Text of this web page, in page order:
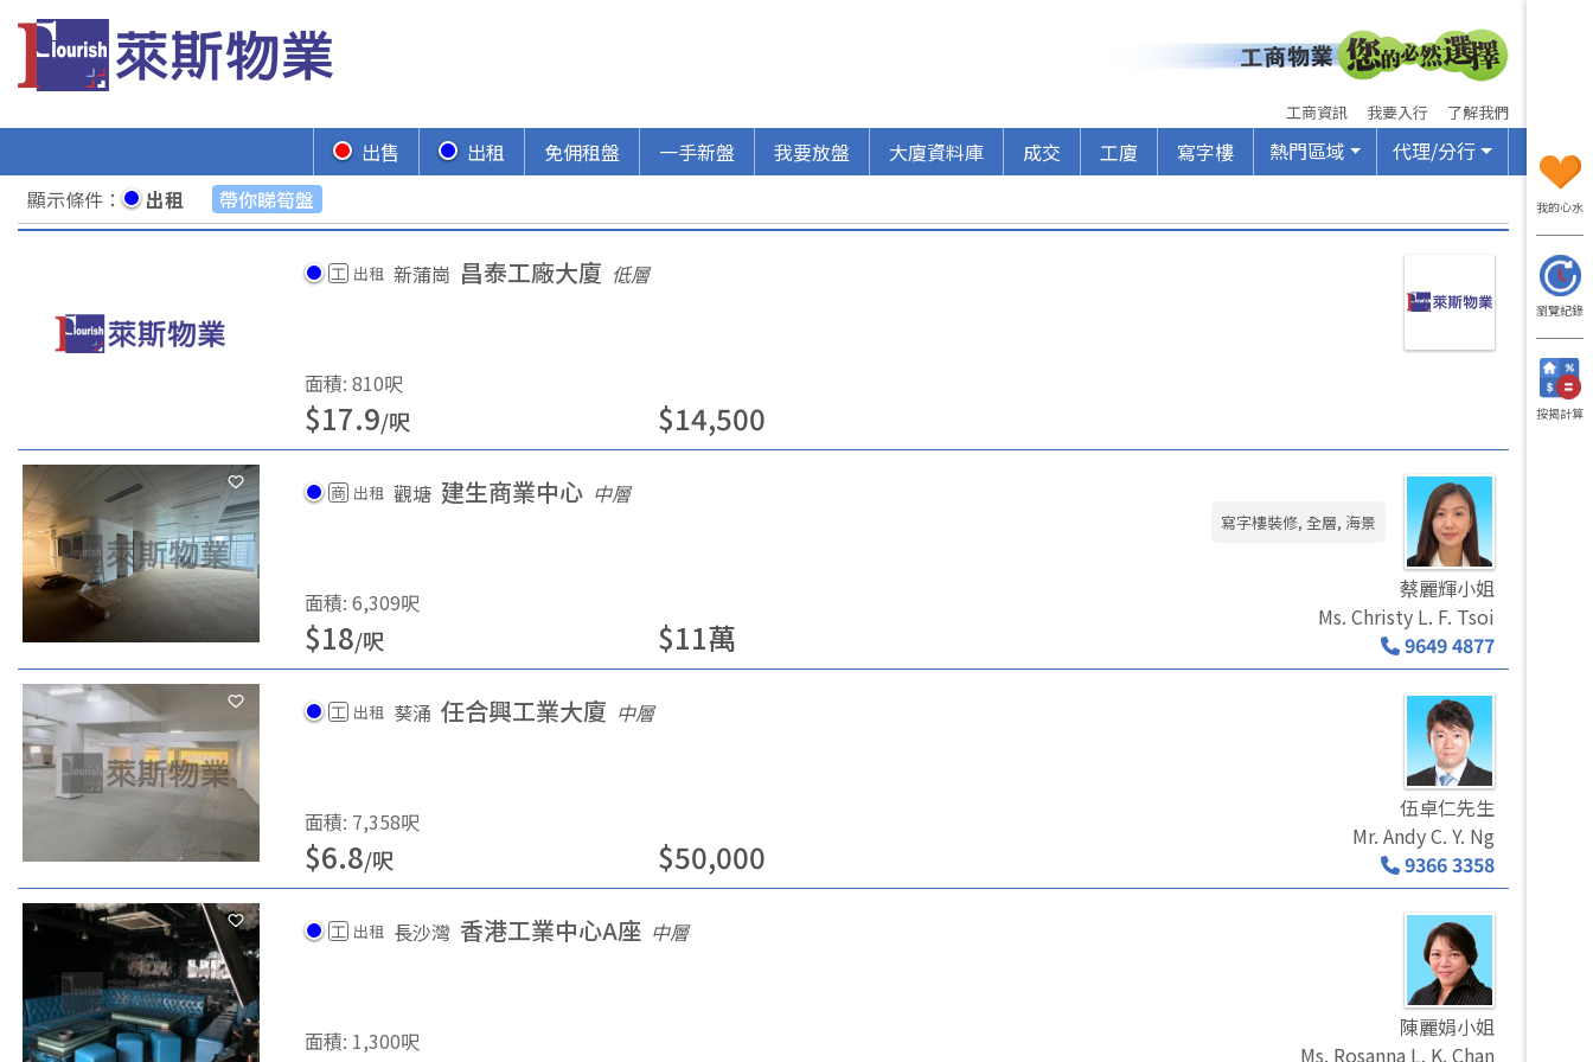
工商資訊 我要入行 了解我們
出售 出租 免佣租盤 一手新盤 我要放盤 大廈資料庫 成交 工廈 寫字樓 熱門區域
代理/分行
顯示條件 ： 出租 帶你睇筍盤
工 出租 新蒲崗 昌泰工廠大廈 低層
面積: 810呎
$17.9/呎 $14,500
商 出租 觀塘 建生商業中心 中層
面積: 6,309呎
$18/呎 $11萬
寫字樓裝修, 全層, 海景
蔡麗輝小姐
Ms. Christy L. F. Tsoi
9649 4877
工 出租 葵涌 任合興工業大廈 中層
面積: 7,358呎
$6.8/呎 $50,000
伍卓仁先生
Mr. Andy C. Y. Ng
9366 3358
工 出租 長沙灣 香港工業中心A座 中層
面積: 1,300呎
陳麗娟小姐
Ms. Rosanna L. K. Chan
我的心水
瀏覽紀錄
按揭計算